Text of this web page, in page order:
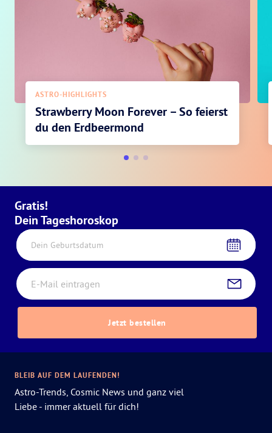
ASTRO-HIGHLIGHTS
Strawberry Moon Forever – So feierst
du den Erdbeermond
Gratis!
Dein Tageshoroskop
Dein Geburtsdatum
Jetzt bestellen
BLEIB AUF DEM LAUFENDEN!
Astro-Trends, Cosmic News und ganz viel
Liebe - immer aktuell für dich!